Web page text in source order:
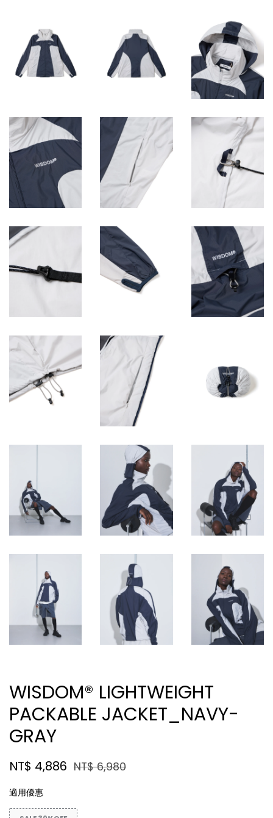
WISDOM® LIGHTWEIGHT
PACKABLE JACKET_NAVY-
GRAY
NT$ 4,886 NT$ 6,980
適用優惠